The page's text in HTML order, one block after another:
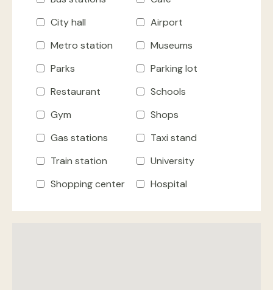
City hall
Airport
Metro station
Museums
Parks
Parking lot
Restaurant
Schools
Gym
Shops
Gas stations
Taxi stand
Train station
University
Shopping center
Hospital